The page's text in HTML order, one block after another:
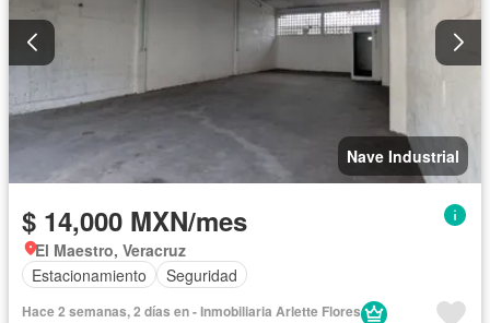
Nave Industrial
$ 14,000 MXN/mes
El Maestro, Veracruz
Estacionamiento
Seguridad
Hace 2 semanas, 2 días en - Inmobiliaria Arlette Flores